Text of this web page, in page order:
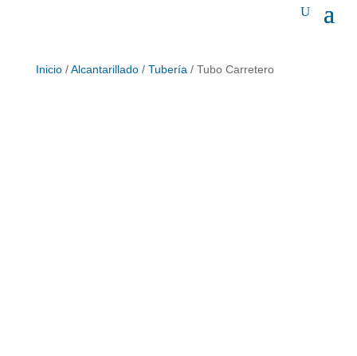
Inicio/Alcantarillado/ Tubería / Tubo Carretero